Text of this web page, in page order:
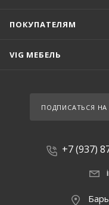
ПОКУПАТЕЛЯМ
VIG МЕБЕЛЬ
ПОДПИСАТЬСЯ
+7 (937)